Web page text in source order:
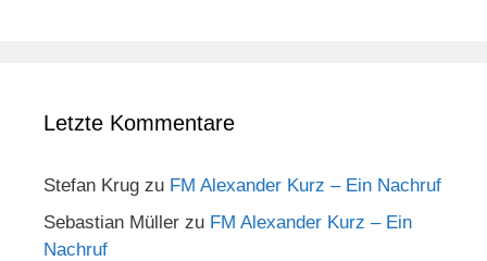
Letzte Kommentare
Stefan Krug zu FM Alexander Kurz – Ein Nachruf
Sebastian Müller zu FM Alexander Kurz – Ein
Nachruf